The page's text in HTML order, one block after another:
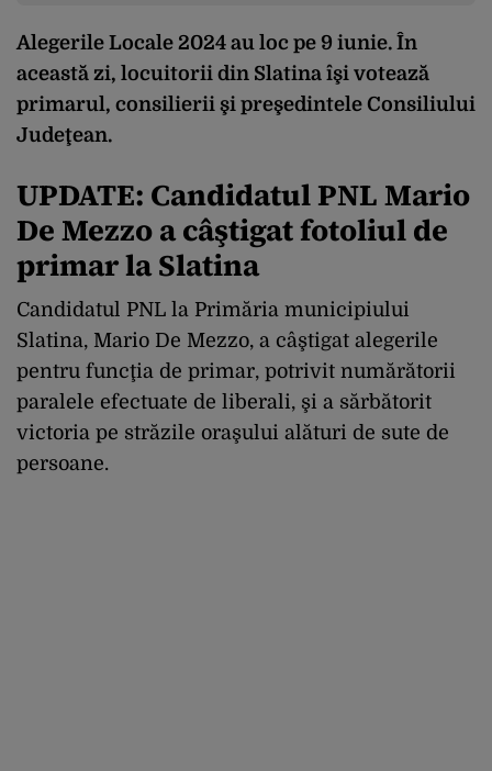
Alegerile Locale 2024 au loc pe 9 iunie. În
această zi, locuitorii din Slatina îşi votează
primarul, consilierii şi preşedintele Consiliului
Judeţean.
UPDATE: Candidatul PNL Mario
De Mezzo a câştigat fotoliul de
primar la Slatina
Candidatul PNL la Primăria municipiului
Slatina, Mario De Mezzo, a câştigat alegerile
pentru funcţia de primar, potrivit numărătorii
paralele efectuate de liberali, şi a sărbătorit
victoria pe străzile oraşului alături de sute de
persoane.